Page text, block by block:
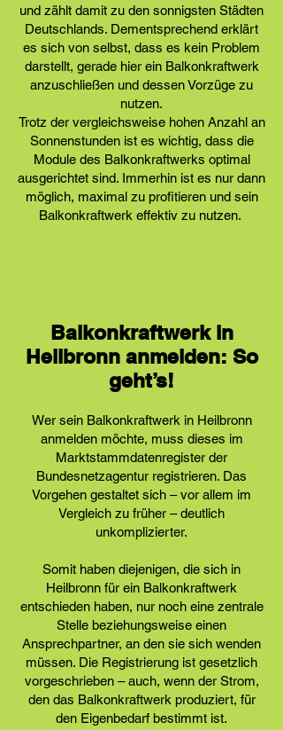
und zählt damit zu den sonnigsten Städten
Deutschlands. Dementsprechend erklärt
es sich von selbst, dass es kein Problem
darstellt, gerade hier ein Balkonkraftwerk
anzuschließen und dessen Vorzüge zu
nutzen.
Trotz der vergleichsweise hohen Anzahl an
Sonnenstunden ist es wichtig, dass die
Module des Balkonkraftwerks optimal
ausgerichtet sind. Immerhin ist es nur dann
möglich, maximal zu profitieren und sein
Balkonkraftwerk effektiv zu nutzen.
Balkonkraftwerk in
Heilbronn anmelden: So
geht’s!
Wer sein Balkonkraftwerk in Heilbronn
anmelden möchte, muss dieses im
Marktstammdatenregister der
Bundesnetzagentur registrieren. Das
Vorgehen gestaltet sich – vor allem im
Vergleich zu früher – deutlich
unkomplizierter.
Somit haben diejenigen, die sich in
Heilbronn für ein Balkonkraftwerk
entschieden haben, nur noch eine zentrale
Stelle beziehungsweise einen
Ansprechpartner, an den sie sich wenden
müssen. Die Registrierung ist gesetzlich
vorgeschrieben – auch, wenn der Strom,
den das Balkonkraftwerk produziert, für
den Eigenbedarf bestimmt ist.